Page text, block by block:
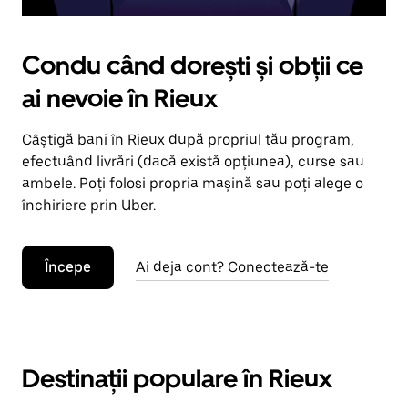
Condu când dorești și obții ce
ai nevoie în Rieux
Câștigă bani în Rieux după propriul tău program,
efectuând livrări (dacă există opțiunea), curse sau
ambele. Poți folosi propria mașină sau poți alege o
închiriere prin Uber.
Începe Ai deja cont? Conectează-te
Destinații populare în Rieux